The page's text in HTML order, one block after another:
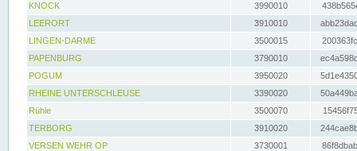
KNOCK
3990010
LEERORT
3910010
LINGEN-DARME
3500015
PAPENBURG
3790010
POGUM
3950020
RHEINE UNTERSCHLEUSE
3390020
Rühle
3500070
TERBORG
3910020
VERSEN WEHR OP
3730001